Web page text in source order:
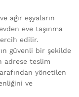
ağır eşyaların
eve taşınma
edilir.
güvenli bir şekilde
adrese teslim
yönetilen
ve